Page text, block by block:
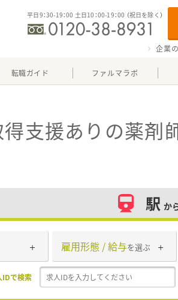
平日9：30-19：00 土日10：00-19：00 （祝日を除く）
企業
転職ガイド ファルマラボ
支援あり の薬剤
駅 か
雇用形態 / 給与を選ぶ
IDで検索